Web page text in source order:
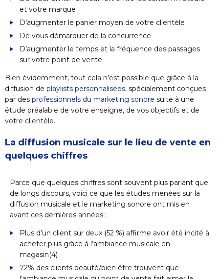
et votre marque
D’augmenter le panier moyen de votre clientèle
De vous démarquer de la concurrence
D’augmenter le temps et la fréquence des passages
sur votre point de vente
Bien évidemment, tout cela n’est possible que grâce à la
diffusion de playlists personnalisées, spécialement conçues
par des professionnels du marketing sonore suite à une
étude préalable de votre enseigne, de vos objectifs et de
votre clientèle.
La diffusion musicale sur le lieu de vente en
quelques chiffres
Parce que quelques chiffres sont souvent plus parlant que
de longs discours, voici ce que les études menées sur la
diffusion musicale et le marketing sonore ont mis en
avant ces dernières années :
Plus d’un client sur deux (52 %) affirme avoir été incité à
acheter plus grâce à l’ambiance musicale en
magasin(4)
72% des clients beauté/bien être trouvent que